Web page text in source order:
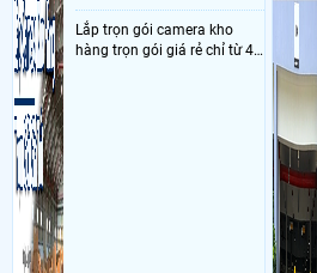
Lắp trọn gói camera kho
hàng trọn gói giá rẻ chỉ từ 4